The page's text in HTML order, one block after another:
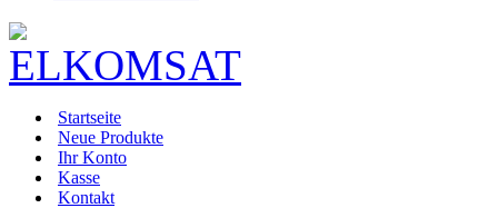
Startseite
Neue Produkte
Ihr Konto
Kasse
Kontakt